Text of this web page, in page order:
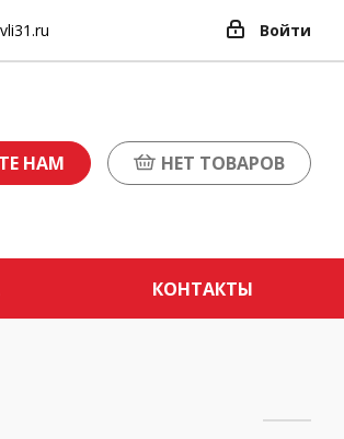
Войти
НАМ НЕТ ТОВАРОВ
КОНТАКТЫ